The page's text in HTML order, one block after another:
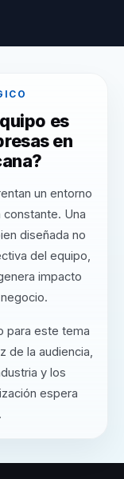
es
en
un entorno
Una
diseñada no
del equipo,
impacto
para este tema
de la audiencia,
y los
espera